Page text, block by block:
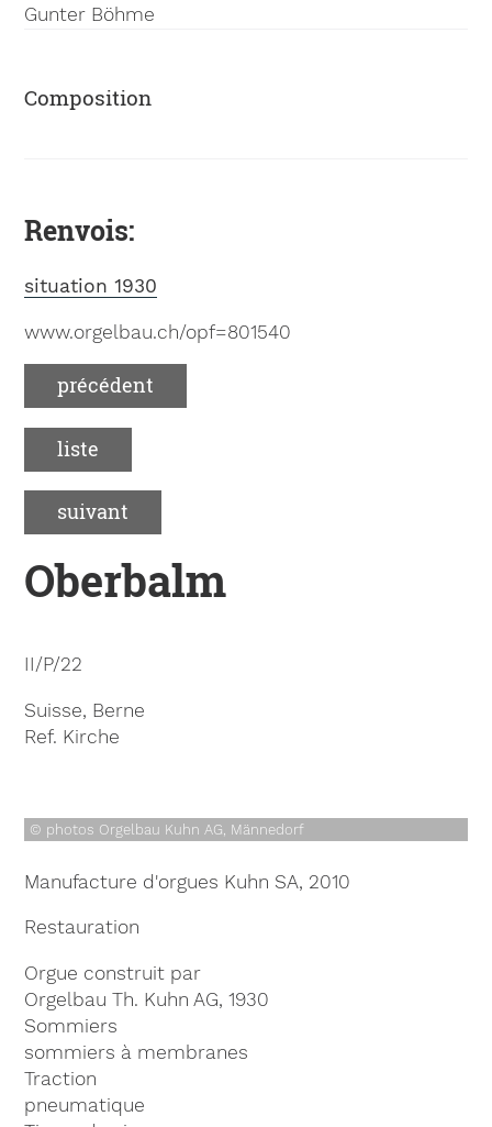
Gunter Böhme
Composition
Renvois:
situation 1930
www.orgelbau.ch/opf=801540
précédent
liste
suivant
Oberbalm
II/P/22
Suisse, Berne
Ref. Kirche
© photos Orgelbau Kuhn AG, Männedorf
Manufacture d'orgues Kuhn SA, 2010
Restauration
Orgue construit par
Orgelbau Th. Kuhn AG, 1930
Sommiers
sommiers à membranes
Traction
pneumatique